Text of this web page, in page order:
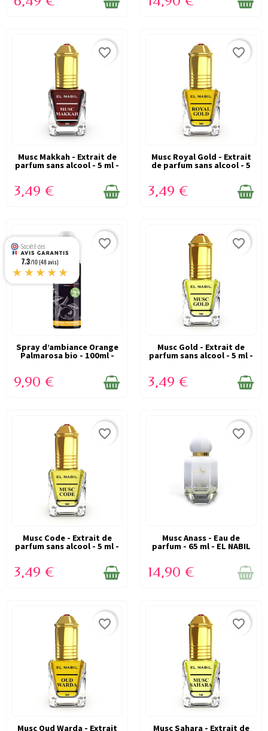
EN STOCK
favorite_border
Musc Makkah - Extrait de
parfum sans alcool - 5 ml -
3,49 €
EN STOCK
favorite_border
Musc Royal Gold - Extrait
de parfum sans alcool - 5
3,49 €
EN STOCK
favorite_border
Spray d’ambiance Orange
Palmarosa bio - 100ml -
9,90 €
EN STOCK
favorite_border
Musc Gold - Extrait de
parfum sans alcool - 5 ml -
3,49 €
EN STOCK
favorite_border
Musc Code - Extrait de
parfum sans alcool - 5 ml -
3,49 €
VICTIME DE SON SUCCÈS
(RUPTURE)
favorite_border
Musc Anass - Eau de
parfum - 65 ml - EL NABIL
14,90 €
VICTIME DE SON SUCCÈS
favorite_border
Musc Oud Warda - Extrait
VICTIME DE SON SUCCÈS
favorite_border
Musc Sahara - Extrait de
7.3/10 (48 avis)
★★★★★